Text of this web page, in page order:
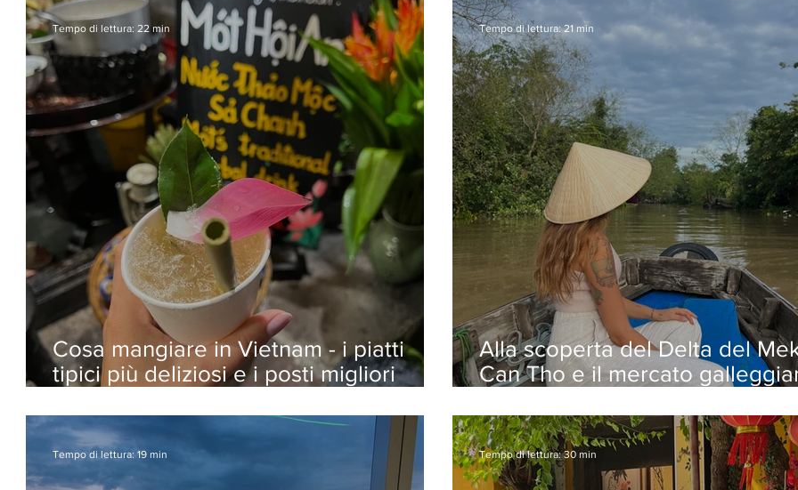
Cosa mangiare in Vietnam - i piatti
tipici più deliziosi e i posti migliori
Tempo di lettura: 22 min
Alla scoperta del Delta del
Can Tho e il mercato
Tempo di lettura: 21 min
Tempo di lettura: 19 min Tempo di lettura: 30 min